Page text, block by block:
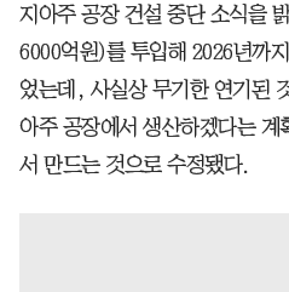
지아주 공장 건설 중단 소식을
6000억원)를 투입해 2026년까
었는데, 사실상 무기한 연기된
아주 공장에서 생산하겠다는 계
서 만드는 것으로 수정됐다.